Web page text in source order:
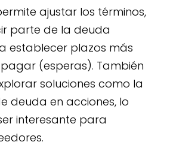
ajustar los términos,
parte de la deuda
establecer plazos más
(esperas). También
soluciones como la
deuda en acciones, lo
interesante para